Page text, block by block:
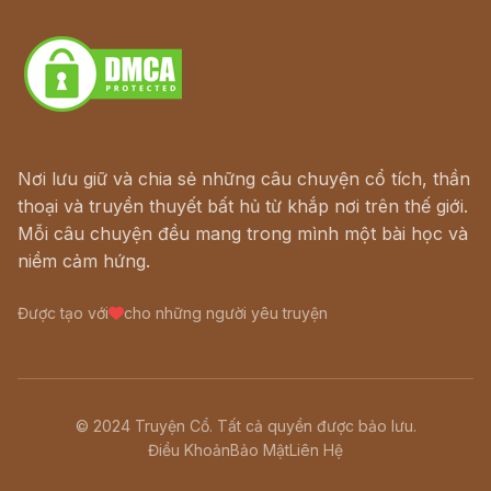
Nơi lưu giữ và chia sẻ những câu chuyện cổ tích, thần
thoại và truyền thuyết bất hủ từ khắp nơi trên thế giới.
Mỗi câu chuyện đều mang trong mình một bài học và
niềm cảm hứng.
Được tạo với cho những người yêu truyện
© 2024 Truyện Cổ. Tất cả quyền được bảo lưu.
Điều KhoảnBảo MậtLiên Hệ